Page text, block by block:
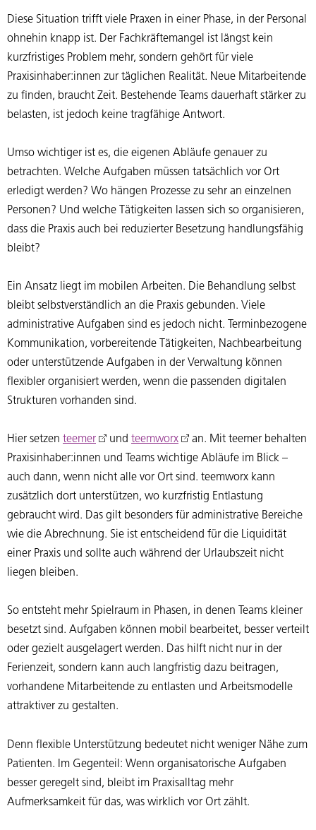
Diese Situation trifft viele Praxen in einer Phase, in der Personal
ohnehin knapp ist. Der Fachkräftemangel ist längst kein
kurzfristiges Problem mehr, sondern gehört für viele
Praxisinhaber:innen zur täglichen Realität. Neue Mitarbeitende
zu finden, braucht Zeit. Bestehende Teams dauerhaft stärker zu
belasten, ist jedoch keine tragfähige Antwort.
Umso wichtiger ist es, die eigenen Abläufe genauer zu
betrachten. Welche Aufgaben müssen tatsächlich vor Ort
erledigt werden? Wo hängen Prozesse zu sehr an einzelnen
Personen? Und welche Tätigkeiten lassen sich so organisieren,
dass die Praxis auch bei reduzierter Besetzung handlungsfähig
bleibt?
Ein Ansatz liegt im mobilen Arbeiten. Die Behandlung selbst
bleibt selbstverständlich an die Praxis gebunden. Viele
administrative Aufgaben sind es jedoch nicht. Terminbezogene
Kommunikation, vorbereitende Tätigkeiten, Nachbearbeitung
oder unterstützende Aufgaben in der Verwaltung können
flexibler organisiert werden, wenn die passenden digitalen
Strukturen vorhanden sind.
Hier setzen teemer und teemworx
an. Mit teemer behalten
Praxisinhaber:innen und Teams wichtige Abläufe im Blick –
auch dann, wenn nicht alle vor Ort sind. teemworx kann
zusätzlich dort unterstützen, wo kurzfristig Entlastung
gebraucht wird. Das gilt besonders für administrative Bereiche
wie die Abrechnung. Sie ist entscheidend für die Liquidität
einer Praxis und sollte auch während der Urlaubszeit nicht
liegen bleiben.
So entsteht mehr Spielraum in Phasen, in denen Teams kleiner
besetzt sind. Aufgaben können mobil bearbeitet, besser verteilt
oder gezielt ausgelagert werden. Das hilft nicht nur in der
Ferienzeit, sondern kann auch langfristig dazu beitragen,
vorhandene Mitarbeitende zu entlasten und Arbeitsmodelle
attraktiver zu gestalten.
Denn flexible Unterstützung bedeutet nicht weniger Nähe zum
Patienten. Im Gegenteil: Wenn organisatorische Aufgaben
besser geregelt sind, bleibt im Praxisalltag mehr
Aufmerksamkeit für das, was wirklich vor Ort zählt.